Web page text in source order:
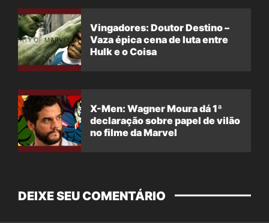
Vingadores: Doutor Destino –
Vaza épica cena de luta entre
Hulk e o Coisa
X-Men: Wagner Moura dá 1ª
declaração sobre papel de vilão
no filme da Marvel
DEIXE SEU COMENTÁRIO